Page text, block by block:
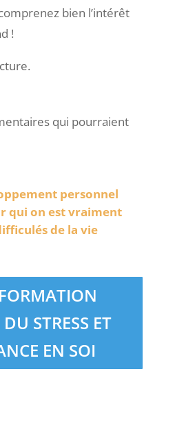
bien l’intérêt
!
qui pourraient
personnel
qui on est vraiment
de la vie
STRESS ET
EN SOI